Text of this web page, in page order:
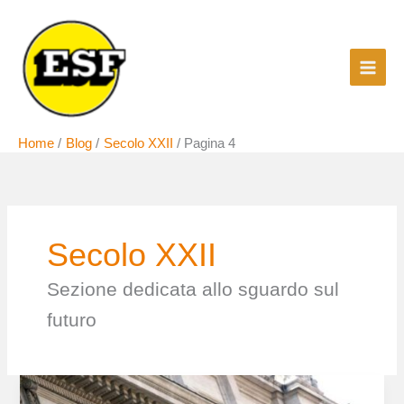
contenuto
Home Blog Secolo XXII Pagina 4
Secolo XXII
Sezione dedicata allo sguardo sul
futuro
Il